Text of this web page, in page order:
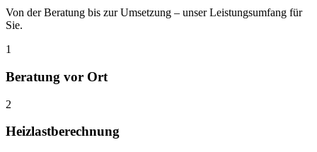
Von der Beratung bis zur Umsetzung – unser Leistungsumfang für
Sie.
1
Beratung vor Ort
2
Heizlastberechnung